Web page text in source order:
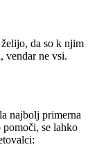
da so k njim
vendar ne vsi.
najbolj primerna
se lahko